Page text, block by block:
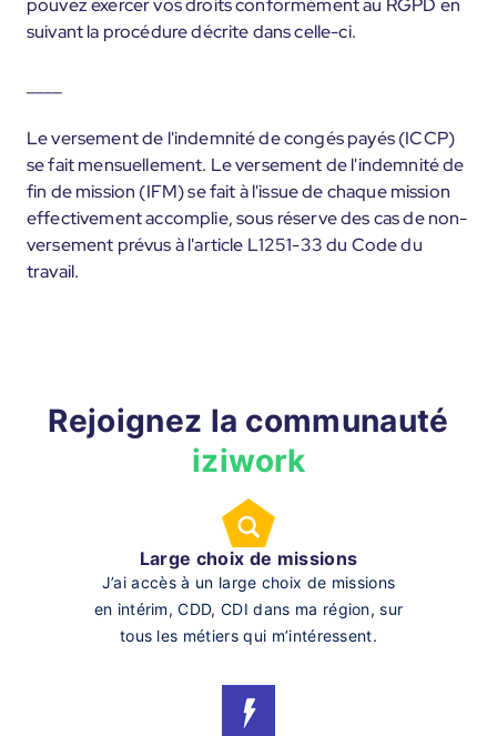
pouvez exercer vos droits conformément au RGPD en
suivant la procédure décrite dans celle-ci.
Le versement de l'indemnité de congés payés (ICCP)
se fait mensuellement. Le versement de l'indemnité de
fin de mission (IFM) se fait à l'issue de chaque mission
effectivement accomplie, sous réserve des cas de non-
versement prévus à l'article L1251-33 du Code du
travail.
Rejoignez la communauté
iziwork
Large choix de missions
J’ai accès à un large choix de missions
en intérim, CDD, CDI dans ma région, sur
tous les métiers qui m’intéressent.